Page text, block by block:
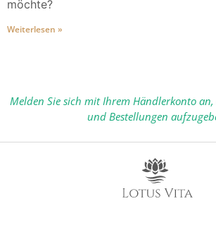
möchte?
Weiterlesen »
Melden Sie sich mit Ihrem Händlerkonto an,
und Bestellungen